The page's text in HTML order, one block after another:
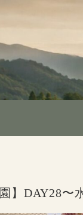
】DAY28〜